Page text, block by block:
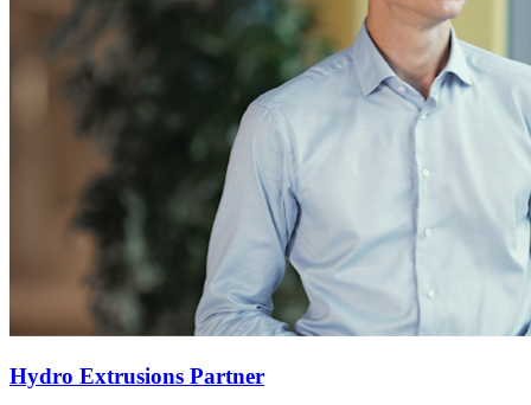
Hydro Extrusions Partner